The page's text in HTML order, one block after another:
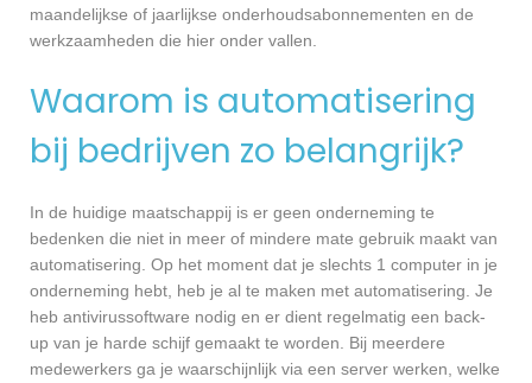
maandelijkse of jaarlijkse onderhoudsabonnementen en de
werkzaamheden die hier onder vallen.
Waarom is automatisering
bij bedrijven zo belangrijk?
In de huidige maatschappij is er geen onderneming te
bedenken die niet in meer of mindere mate gebruik maakt van
automatisering. Op het moment dat je slechts 1 computer in je
onderneming hebt, heb je al te maken met automatisering. Je
heb antivirussoftware nodig en er dient regelmatig een back-
up van je harde schijf gemaakt te worden. Bij meerdere
medewerkers ga je waarschijnlijk via een server werken, welke